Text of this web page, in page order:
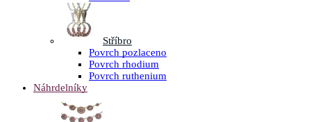
Stříbro
Povrch pozlaceno
Povrch rhodium
Povrch ruthenium
Náhrdelníky